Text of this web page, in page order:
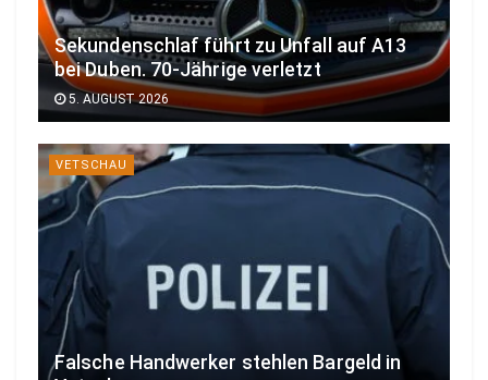
Sekundenschlaf führt zu Unfall auf A13
bei Duben. 70-Jährige verletzt
5. AUGUST 2026
VETSCHAU
Falsche Handwerker stehlen Bargeld in